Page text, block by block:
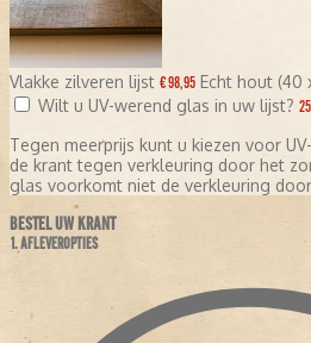
Vlakke zilveren lijst € 98,95 Echt hout (40
Wilt u UV-werend glas in uw lijst?
Tegen meerprijs kunt u kiezen voor
de krant tegen verkleuring door het
glas voorkomt niet de verkleuring
BESTEL UW KRANT
1. AFLEVEROPTIES